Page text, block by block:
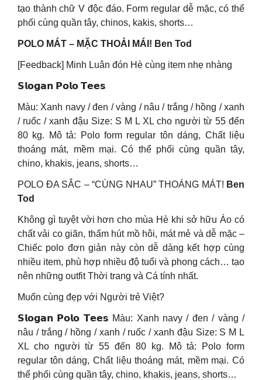
tạo thành chữ V độc đáo. Form regular dễ mặc, có thể
phối cùng quần tây, chinos, kakis, shorts…
POLO MÁT – MẶC THOẢI MÁI! Ben Tod
[Feedback] Minh Luân đón Hè cùng item nhẹ nhàng
𝗦𝗹𝗼𝗴𝗮𝗻 𝗣𝗼𝗹𝗼 𝗧𝗲𝗲𝘀
Màu: Xanh navy / đen / vàng / nâu / trắng / hồng / xanh
/ ruốc / xanh đậu Size: S M L XL cho người từ 55 đến
80 kg. Mô tả: Polo form regular tôn dáng, Chất liệu
thoáng mát, mềm mại. Có thể phối cùng quần tây,
chino, khakis, jeans, shorts…
POLO ĐA SẮC – “CÙNG NHAU” THOÁNG MÁT! Ben
Tod
Không gì tuyệt vời hơn cho mùa Hè khi sở hữu Áo có
chất vải co giãn, thấm hút mồ hôi, mát mẻ và dễ mặc –
Chiếc polo đơn giản này còn dễ dàng kết hợp cùng
nhiều item, phù hợp nhiều độ tuổi và phong cách… tạo
nên những outfit Thời trang và Cá tính nhất.
Muốn cùng đẹp với Người trẻ Việt?
𝗦𝗹𝗼𝗴𝗮𝗻 𝗣𝗼𝗹𝗼 𝗧𝗲𝗲𝘀 Màu: Xanh navy / đen / vàng /
nâu / trắng / hồng / xanh / ruốc / xanh đậu Size: S M L
XL cho người từ 55 đến 80 kg. Mô tả: Polo form
regular tôn dáng, Chất liệu thoáng mát, mềm mại. Có
thể phối cùng quần tây, chino, khakis, jeans, shorts…